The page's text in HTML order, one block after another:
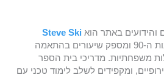
והידועים באתר הוא Steve Ski
, שפועל כבר משנות ה-90 ומספק שיעורים בהתאמה
משפחתיות. מדריכי בית הספר
ומקפידים לשלב לימוד טכני עם